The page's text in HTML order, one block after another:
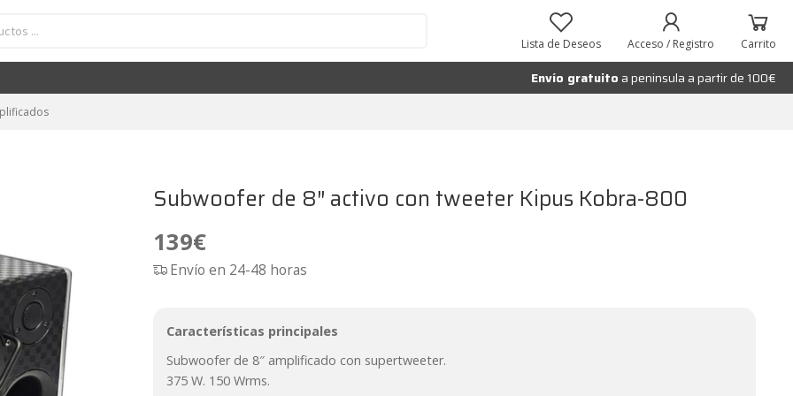
Lista de Deseos Acceso / Registro Carrito
Envío gratuito a peninsula a partir de 100€
Subwoofer de 8″ activo con tweeter Kipus Kobra-800
139€
Envío en 24-48 horas
Características principales
Subwoofer de 8″ amplificado con supertweeter.
375 W. 150 Wrms.
Añadir al carrito